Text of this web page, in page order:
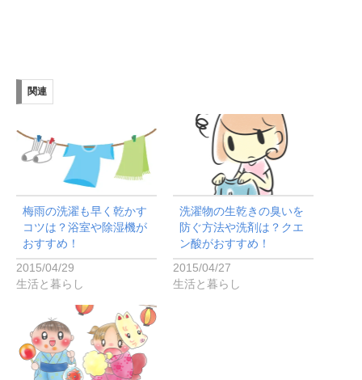
関連
梅雨の洗濯も早く乾かす
コツは？浴室や除湿機が
おすすめ！
2015/04/29
生活と暮らし
洗濯物の生乾きの臭いを
防ぐ方法や洗剤は？クエ
ン酸がおすすめ！
2015/04/27
生活と暮らし